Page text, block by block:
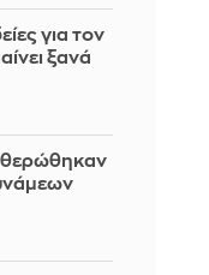
για τον
ξανά